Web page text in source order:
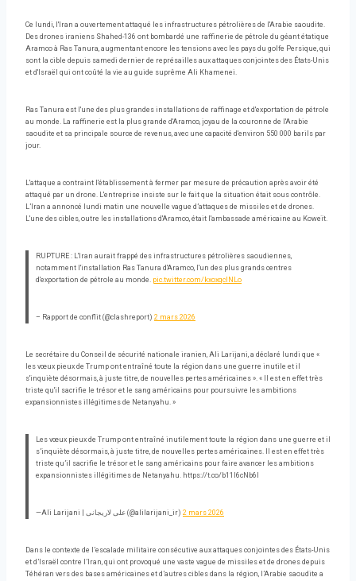
Ce lundi, l'Iran a ouvertement attaqué les infrastructures pétrolières de l'Arabie saoudite.
Des drones iraniens Shahed-136 ont bombardé une raffinerie de pétrole du géant étatique
Aramco à Ras Tanura, augmentant encore les tensions avec les pays du golfe Persique, qui
sont la cible depuis samedi dernier de représailles aux attaques conjointes des États-Unis
et d'Israël qui ont coûté la vie au guide suprême Ali Khamenei.
Ras Tanura est l'une des plus grandes installations de raffinage et d'exportation de pétrole
au monde. La raffinerie est la plus grande d'Aramco, joyau de la couronne de l'Arabie
saoudite et sa principale source de revenus, avec une capacité d'environ 550 000 barils par
jour.
L'attaque a contraint l'établissement à fermer par mesure de précaution après avoir été
attaqué par un drone. L'entreprise insiste sur le fait que la situation était sous contrôle.
L’Iran a annoncé lundi matin une nouvelle vague d’attaques de missiles et de drones.
L'une des cibles, outre les installations d'Aramco, était l'ambassade américaine au Koweït.
RUPTURE : L'Iran aurait frappé des infrastructures pétrolières saoudiennes,
notamment l'installation Ras Tanura d'Aramco, l'un des plus grands centres
d'exportation de pétrole au monde. pic.twitter.com/kxoxqclNLo
– Rapport de conflit (@clashreport) 2 mars 2026
Le secrétaire du Conseil de sécurité nationale iranien, Ali Larijani, a déclaré lundi que «
les vœux pieux de Trump ont entraîné toute la région dans une guerre inutile et il
s'inquiète désormais, à juste titre, de nouvelles pertes américaines ». « Il est en effet très
triste qu'il sacrifie le trésor et le sang américains pour poursuivre les ambitions
expansionnistes illégitimes de Netanyahu. »
Les vœux pieux de Trump ont entraîné inutilement toute la région dans une guerre et il
s’inquiète désormais, à juste titre, de nouvelles pertes américaines. Il est en effet très
triste qu’il sacrifie le trésor et le sang américains pour faire avancer les ambitions
expansionnistes illégitimes de Netanyahu. https://t.co/b11I6cNb6I
—Ali Larijani | علی لاریجانی (@alilarijani_ir) 2 mars 2026
Dans le contexte de l’escalade militaire consécutive aux attaques conjointes des États-Unis
et d’Israël contre l’Iran, qui ont provoqué une vaste vague de missiles et de drones depuis
Téhéran vers des bases américaines et d’autres cibles dans la région, l’Arabie saoudite a